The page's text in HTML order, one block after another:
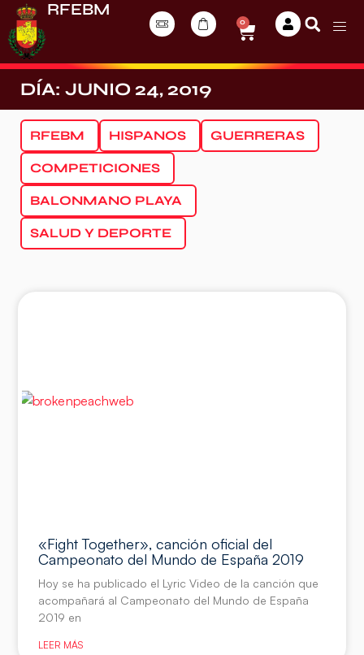
RFEBM
0
DÍA: JUNIO 24, 2019
RFEBM HISPANOS GUERRERAS
COMPETICIONES
BALONMANO PLAYA
SALUD Y DEPORTE
«Fight Together», canción oficial del
Campeonato del Mundo de España 2019
Hoy se ha publicado el Lyric Video de la canción que
acompañará al Campeonato del Mundo de España
2019 en
LEER MÁS